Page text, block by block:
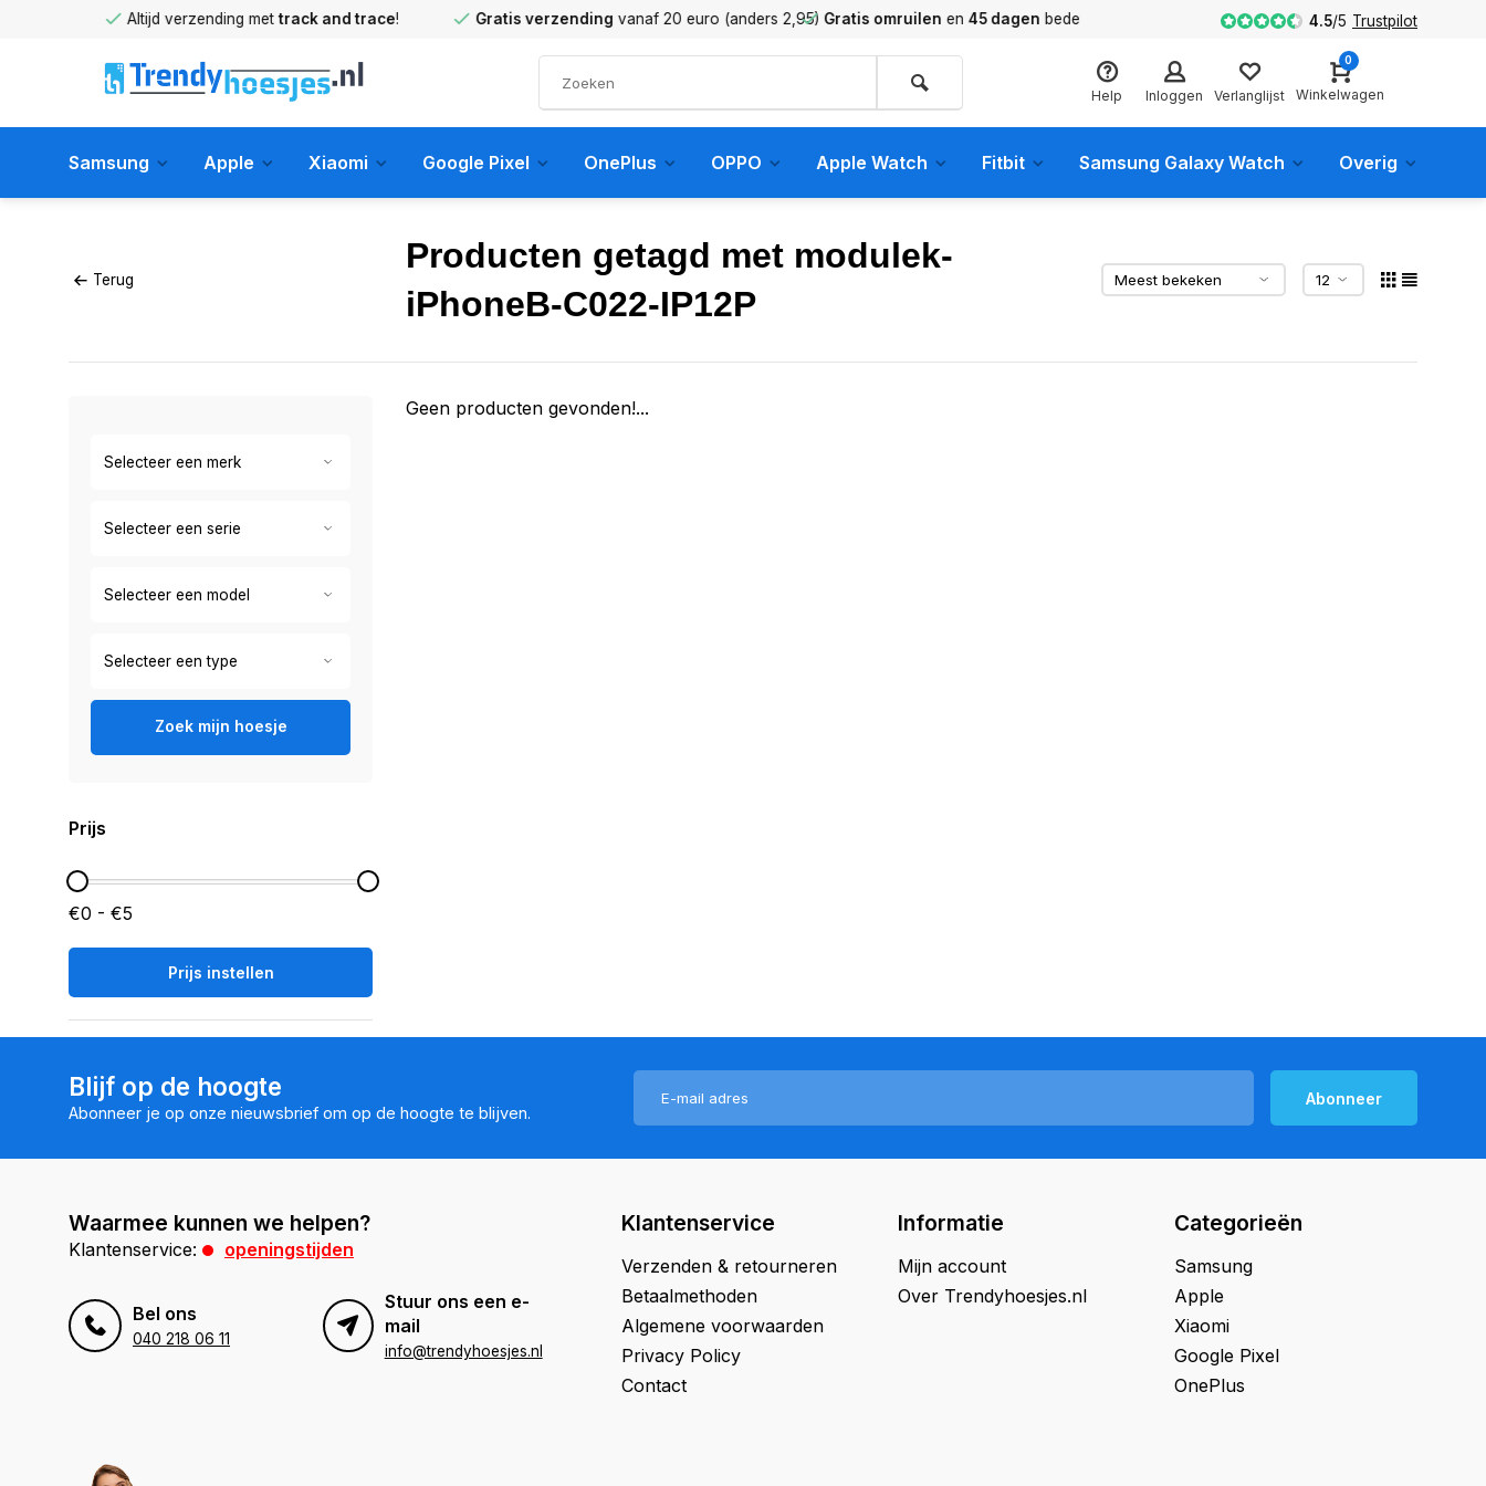
Altijd verzending mettrack and trace! Gratis verzendingvanaf 20 euro (anders 2,95) Gratis omruilenen45 dagenbedenktijd 4.5/5 Trustpilot
Help Inloggen Verlanglijst
0
Winkelwagen
Samsung Apple Xiaomi Google Pixel OnePlus OPPO Apple Watch Fitbit Samsung Galaxy Watch Overig
Terug
Producten getagd met modulek-
iPhoneB-C022-IP12P
Zoek mijn hoesje
Prijs
€0 - €5
Prijs instellen
Geen producten gevonden!...
Blijf op de hoogte
Abonneer je op onze nieuwsbrief om op de hoogte te blijven.
Abonneer
Waarmee kunnen we helpen?
Klantenservice: openingstijden
Bel ons
040 218 06 11
Stuur ons een e-
mail
info@trendyhoesjes.nl
Klantenservice
Verzenden & retourneren
Betaalmethoden
Algemene voorwaarden
Privacy Policy
Contact
Informatie
Mijn account
Over Trendyhoesjes.nl
Categorieën
Samsung
Apple
Xiaomi
Google Pixel
OnePlus